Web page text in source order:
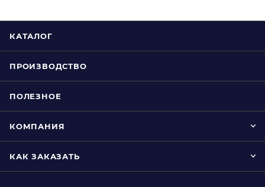
КАТАЛОГ
ПРОИЗВОДСТВО
ПОЛЕЗНОЕ
КОМПАНИЯ
КАК ЗАКАЗАТЬ